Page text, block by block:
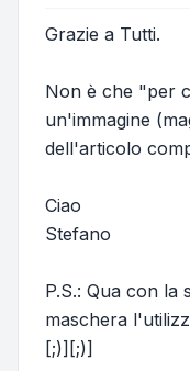
Grazie a Tutti.
Non è che "per
un'immagine
dell'articolo
Ciao
Stefano
P.S.: Qua con la
maschera
[;)][;)]